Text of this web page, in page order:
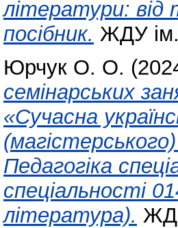
літератури: від
посібник. ЖДУ
Юрчук О. О.
семінарських
«Сучасна
Педагогіка
спеціальності
література).